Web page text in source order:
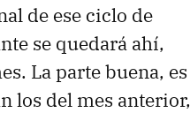
de ese ciclo de
se quedará ahí,
La parte buena, es
los del mes anterior,